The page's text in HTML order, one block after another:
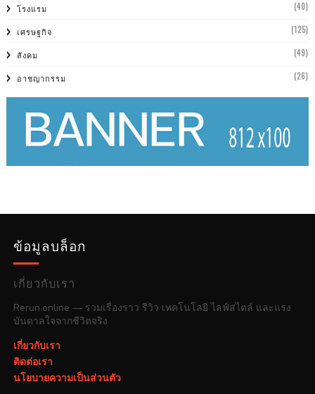
โรงแรม (40)
เศรษฐกิจ (125)
สังคม (49)
อาชญากรรม (26)
ข้อมูลบล็อก
เกี่ยวกับเรา
Rerun.online — รวมเรื่องราว รีวิว เทคโนโลยี ไลฟ์สไตล์ และแรง
บันดาลใจจากชีวิตจริง
เกี่ยวกับเรา
ติดต่อเรา
นโยบายความเป็นส่วนตัว